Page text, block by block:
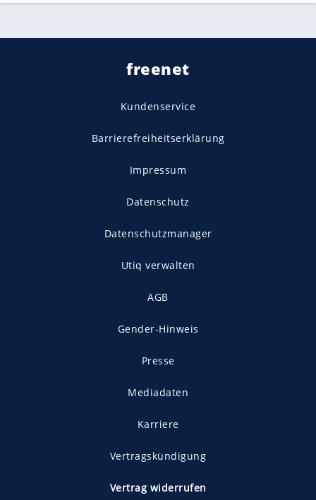
freenet
Kundenservice
Barrierefreiheitserklärung
Impressum
Datenschutz
Datenschutzmanager
Utiq verwalten
AGB
Gender-Hinweis
Presse
Mediadaten
Karriere
Vertragskündigung
Vertrag widerrufen